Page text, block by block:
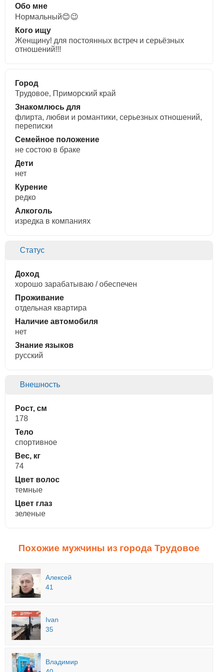
Обо мне
Нормальный😊😉
Кого ищу
Женщину! для постоянных встреч и серьёзных
отношений!!!
Город
Трудовое, Приморский край
Знакомлюсь для
флирта, любви и романтики, cерьезных отношений,
переписки
Семейное положение
не состою в браке
Дети
нет
Курение
редко
Алкоголь
изредка в компаниях
Статус
Доход
хорошо зарабатываю / обеспечен
Проживание
отдельная квартира
Наличие автомобиля
нет
Знание языков
русский
Внешность
Рост, см
178
Тело
спортивное
Вес, кг
74
Цвет волос
темные
Цвет глаз
зеленые
Похожие мужчины из города Трудовое
Алексей
41
Ivan
35
Владимир